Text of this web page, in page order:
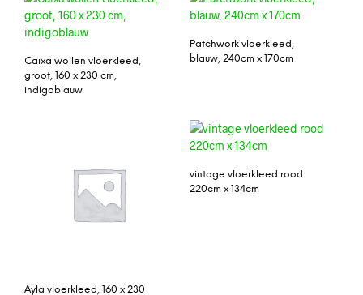
Caixa wollen vloerkleed,
groot, 160 x 230 cm,
indigoblauw
Patchwork vloerkleed,
blauw, 240cm x 170cm
Ayla vloerkleed, 160 x 230
vintage vloerkleed rood
220cm x 134cm